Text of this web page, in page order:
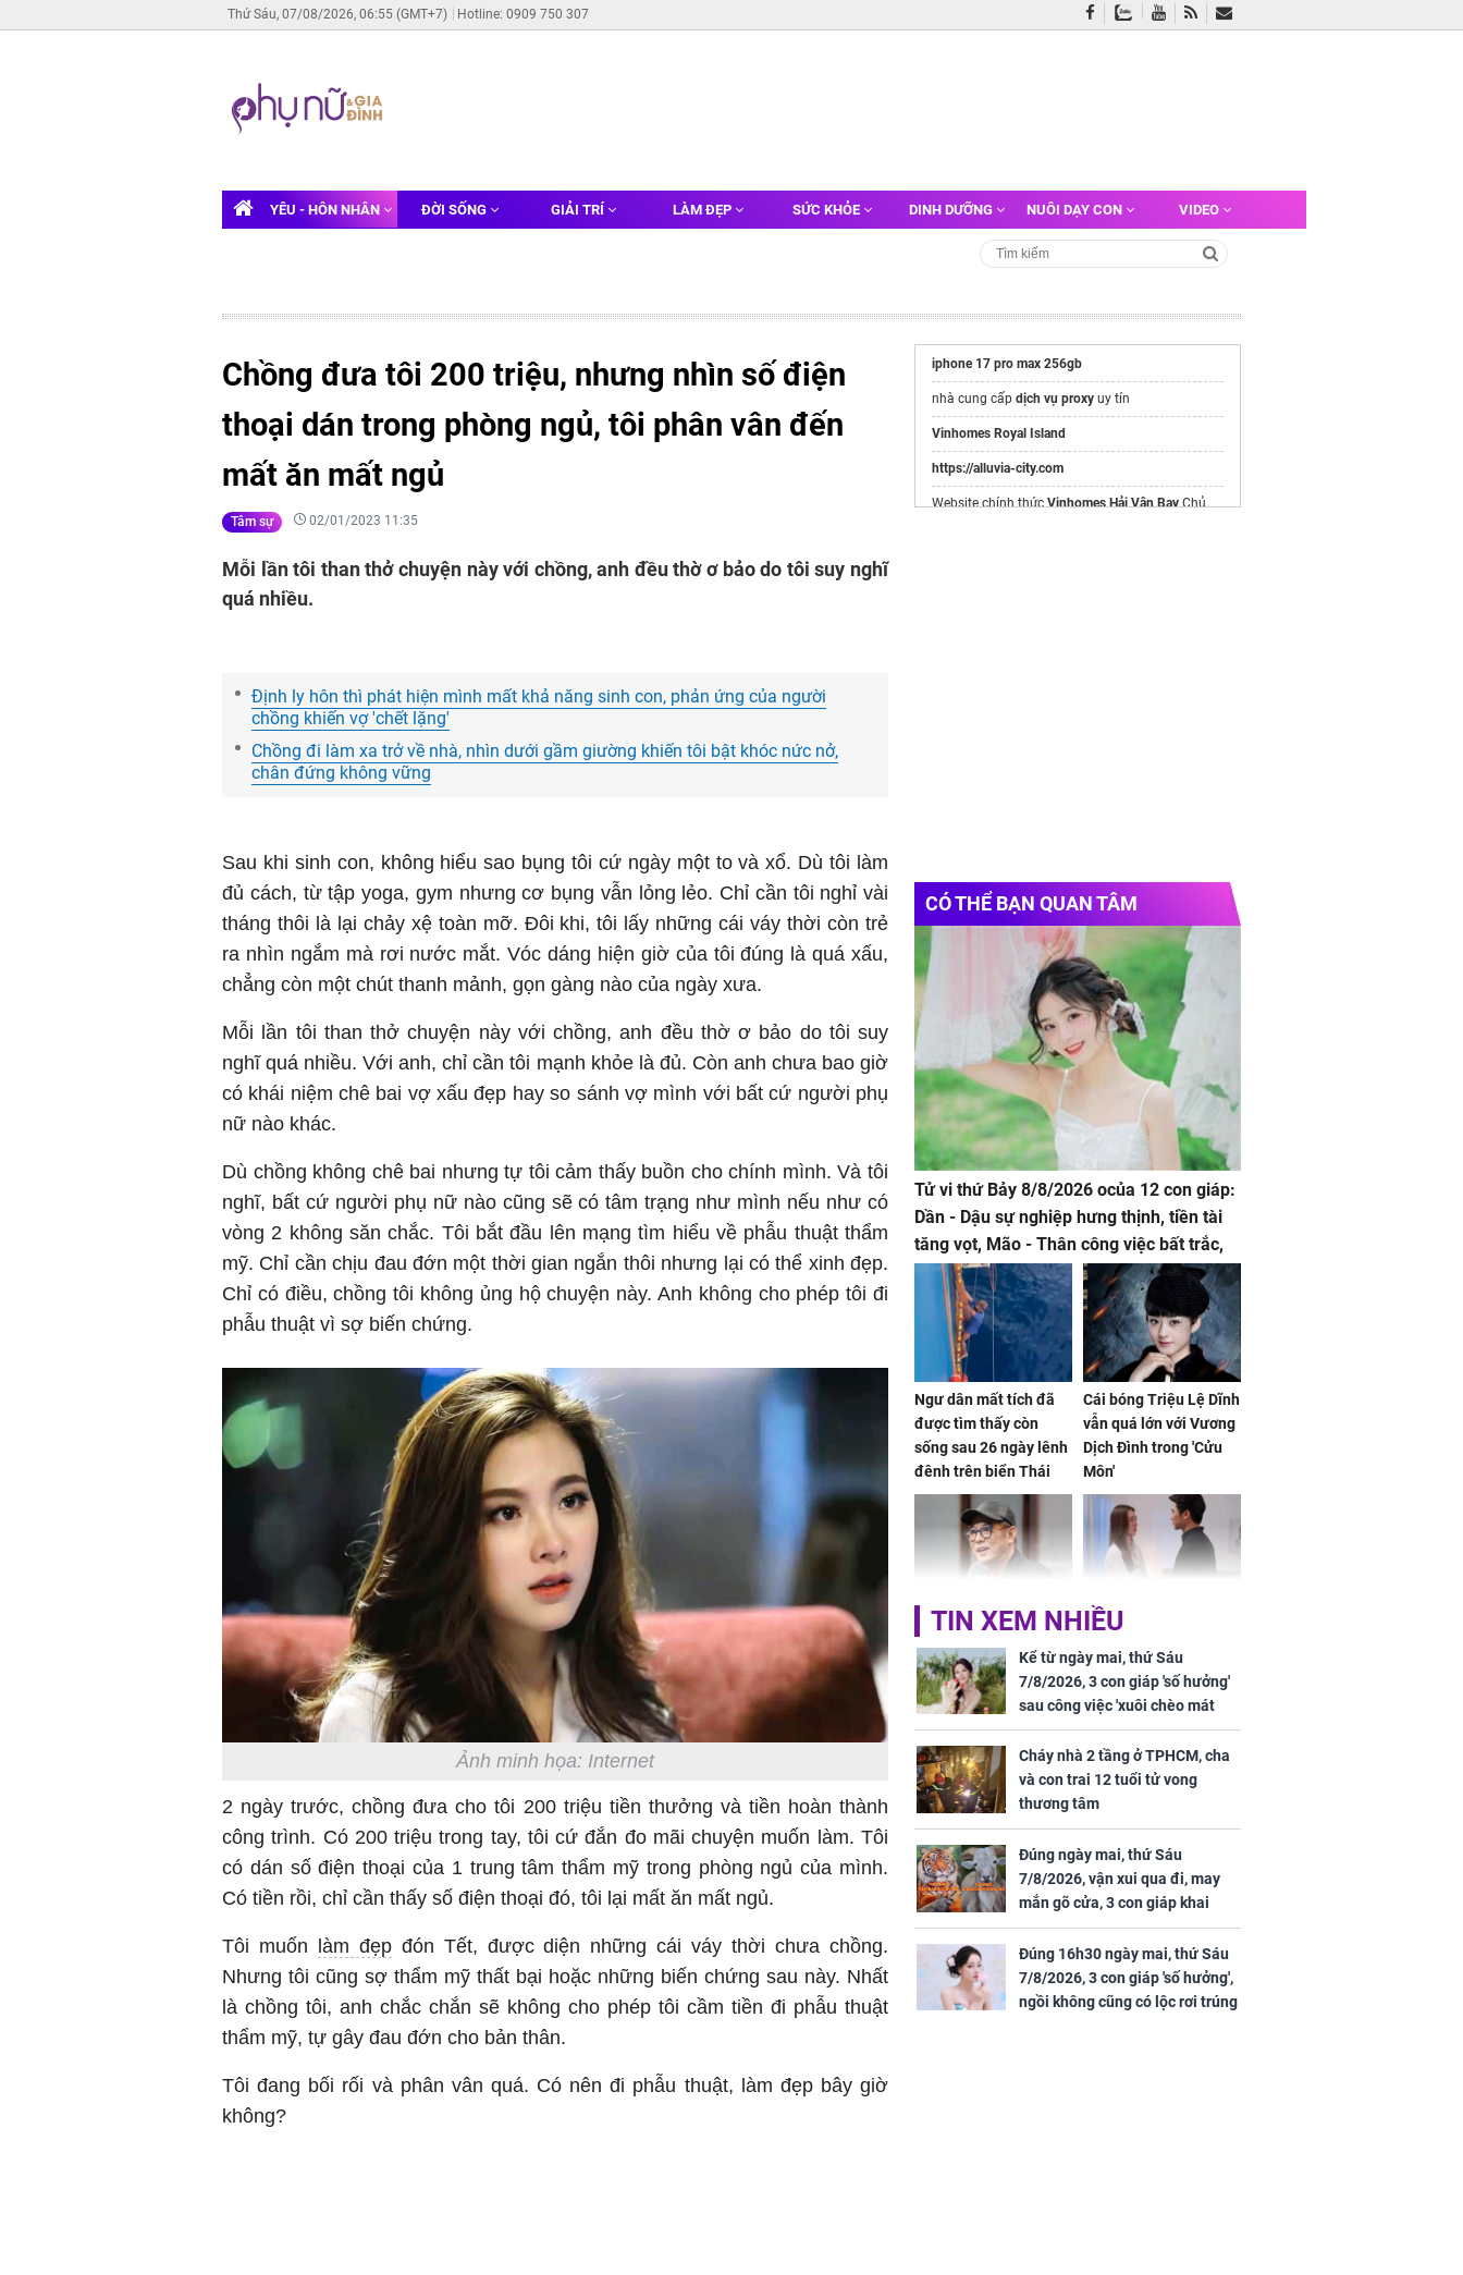
Thứ Sáu, 07/08/2026, 06:55 (GMT+7) Hotline: 0909 750 307
YÊU - HÔN NHÂN ĐỜI SỐNG GIẢI TRÍ LÀM ĐẸP SỨC KHỎE DINH DƯỠNG NUÔI DẠY CON VIDEO
Chồng đưa tôi 200 triệu, nhưng nhìn số điện
thoại dán trong phòng ngủ, tôi phân vân đến
mất ăn mất ngủ
Tâm sự 02/01/2023 11:35
Mỗi lần tôi than thở chuyện này với chồng, anh đều thờ ơ bảo do tôi suy nghĩ
quá nhiều.
Định ly hôn thì phát hiện mình mất khả năng sinh con, phản ứng của người
chồng khiến vợ 'chết lặng'
Chồng đi làm xa trở về nhà, nhìn dưới gầm giường khiến tôi bật khóc nức nở,
chân đứng không vững
Sau khi sinh con, không hiểu sao bụng tôi cứ ngày một to và xổ. Dù tôi làm
đủ cách, từ tập yoga, gym nhưng cơ bụng vẫn lỏng lẻo. Chỉ cần tôi nghỉ vài
tháng thôi là lại chảy xệ toàn mỡ. Đôi khi, tôi lấy những cái váy thời còn trẻ
ra nhìn ngắm mà rơi nước mắt. Vóc dáng hiện giờ của tôi đúng là quá xấu,
chẳng còn một chút thanh mảnh, gọn gàng nào của ngày xưa.
Mỗi lần tôi than thở chuyện này với chồng, anh đều thờ ơ bảo do tôi suy
nghĩ quá nhiều. Với anh, chỉ cần tôi mạnh khỏe là đủ. Còn anh chưa bao giờ
có khái niệm chê bai vợ xấu đẹp hay so sánh vợ mình với bất cứ người phụ
nữ nào khác.
Dù chồng không chê bai nhưng tự tôi cảm thấy buồn cho chính mình. Và tôi
nghĩ, bất cứ người phụ nữ nào cũng sẽ có tâm trạng như mình nếu như có
vòng 2 không săn chắc. Tôi bắt đầu lên mạng tìm hiểu về phẫu thuật thẩm
mỹ. Chỉ cần chịu đau đớn một thời gian ngắn thôi nhưng lại có thể xinh đẹp.
Chỉ có điều, chồng tôi không ủng hộ chuyện này. Anh không cho phép tôi đi
phẫu thuật vì sợ biến chứng.
Ảnh minh họa: Internet
2 ngày trước, chồng đưa cho tôi 200 triệu tiền thưởng và tiền hoàn thành
công trình. Có 200 triệu trong tay, tôi cứ đắn đo mãi chuyện muốn làm. Tôi
có dán số điện thoại của 1 trung tâm thẩm mỹ trong phòng ngủ của mình.
Có tiền rồi, chỉ cần thấy số điện thoại đó, tôi lại mất ăn mất ngủ.
Tôi muốn làm đẹpđón Tết, được diện những cái váy thời chưa chồng.
Nhưng tôi cũng sợ thẩm mỹ thất bại hoặc những biến chứng sau này. Nhất
là chồng tôi, anh chắc chắn sẽ không cho phép tôi cầm tiền đi phẫu thuật
thẩm mỹ, tự gây đau đớn cho bản thân.
Tôi đang bối rối và phân vân quá. Có nên đi phẫu thuật, làm đẹp bây giờ
không?
iphone 17 pro max 256gb
nhà cung cấp dịch vụ proxy uy tín
Vinhomes Royal Island
https://alluvia-city.com
Website chính thức Vinhomes Hải Vân Bay Chủ
CÓ THỂ BẠN QUAN TÂM
Tử vi thứ Bảy 8/8/2026 ocủa 12 con giáp:
Dần - Dậu sự nghiệp hưng thịnh, tiền tài
tăng vọt, Mão - Thân công việc bất trắc,
tiền mất tật mang
Ngư dân mất tích đã
được tìm thấy còn
sống sau 26 ngày lênh
đênh trên biển Thái
Bình Dương
Cái bóng Triệu Lệ Dĩnh
vẫn quá lớn với Vương
Dịch Đình trong 'Cửu
Môn'
Lý Liên Kiệt lên tiếng
sau tin đồn thay tim,
cởi áo chứng minh sức
khỏe
Cô gái bị ép đi xem
mắt, nhưng vừa thấy
đối tượng mai mối thì
đỏ mặt ‘đứng hình’
không đồng hành cùng
Châu Tinh Trì, Địch Lệ
Nhiệt Ba quảng bá
TIN XEM NHIỀU
Kể từ ngày mai, thứ Sáu
7/8/2026, 3 con giáp 'số hưởng'
sau công việc 'xuôi chèo mát
mái', tiền tài 'thu về như nước',
tình duyên viên mãn
Cháy nhà 2 tầng ở TPHCM, cha
và con trai 12 tuổi tử vong
thương tâm
Đúng ngày mai, thứ Sáu
7/8/2026, vận xui qua đi, may
mắn gõ cửa, 3 con giáp khai
thông vận mệnh, tiền nhiều vô
kể, phước lộc đầy nhà, trúng số
độc đắc
Đúng 16h30 ngày mai, thứ Sáu
7/8/2026, 3 con giáp 'số hưởng',
ngồi không cũng có lộc rơi trúng